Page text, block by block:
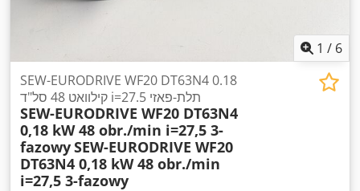
1 / 6
SEW-EURODRIVE WF20 DT63N4 0.18
קילוואט 48 סל"ד i=27.5 תלת-פאזי
SEW-EURODRIVE WF20 DT63N4
0,18 kW 48 obr./min i=27,5 3-
fazowySEW-EURODRIVE WF20
DT63N4 0,18 kW 48 obr./min
i=27,5 3-fazowy